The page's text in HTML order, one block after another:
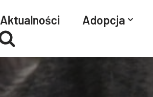
Aktualności Adopcja